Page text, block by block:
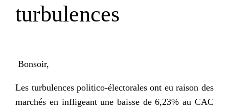
turbulences
Bonsoir,
Les turbulences politico-électorales ont eu raison des
marchés en infligeant une baisse de 6,23% au CAC